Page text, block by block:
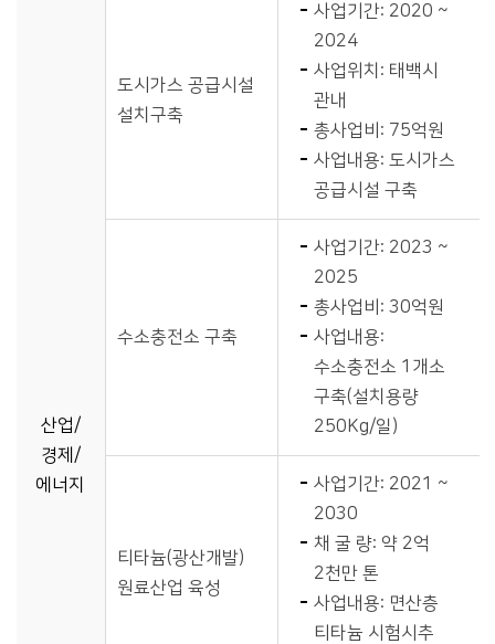
산업/
경제/
에너지
도시가스 공급시설
설치구축
사업기간: 2020 ~
2024
사업위치: 태백시
관내
총사업비: 75억원
사업내용: 도시가스
공급시설 구축
수소충전소 구축
사업기간: 2023 ~
2025
총사업비: 30억원
사업내용:
수소충전소 1개소
구축(설치용량
250Kg/일)
티타늄(광산개발)
원료산업 육성
사업기간: 2021 ~
2030
채 굴 량: 약 2억
2천만 톤
사업내용: 면산층
티타늄 시험시추